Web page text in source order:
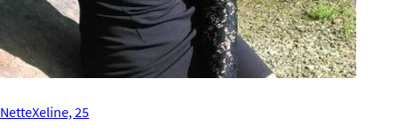
NetteXeline, 25